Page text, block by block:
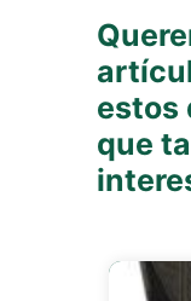
estos
que